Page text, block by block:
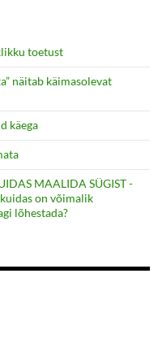
toetust
näitab käimasolevat
käega
MAALIDA SÜGIST -
on võimalik
lõhestada?